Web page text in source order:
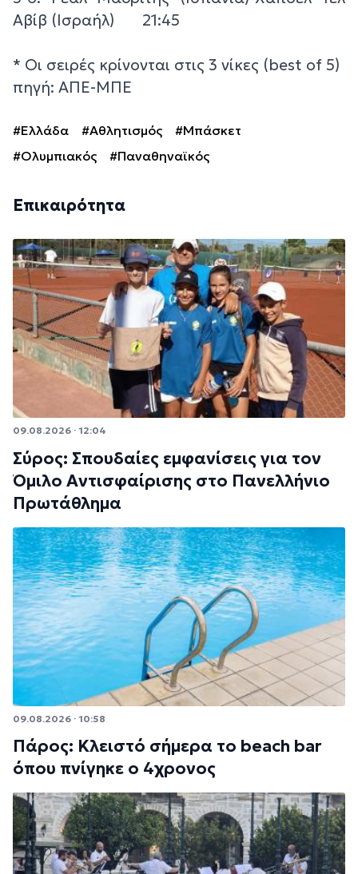
Αβίβ (Ισραήλ) 21:45
* Οι σειρές κρίνονται στις 3 νίκες (best of 5)
πηγή: ΑΠΕ-ΜΠΕ
#Ελλάδα #Αθλητισμός
#Μπάσκετ
#Ολυμπιακός
#Παναθηναϊκός
Επικαιρότητα
09.08.2026 · 12:04
Σύρος: Σπουδαίες εμφανίσεις για τον
Όμιλο Αντισφαίρισης στο Πανελλήνιο
Πρωτάθλημα
09.08.2026 · 10:58
Πάρος: Κλειστό σήμερα το beach bar
όπου πνίγηκε ο 4χρονος